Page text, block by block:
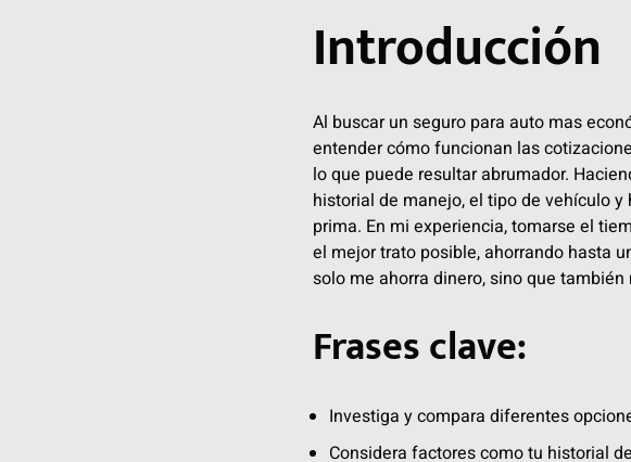
Introducción
Al buscar un seguro para auto mas
entender cómo funcionan las
lo que puede resultar abrumador.
historial de manejo, el tipo de vehículo
prima. En mi experiencia, tomarse el
el mejor trato posible, ahorrando hasta
solo me ahorra dinero, sino que
Frases clave:
Investiga y compara diferentes
Considera factores como tu historial